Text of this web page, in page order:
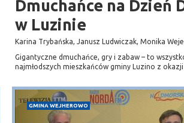
Dmuchańce na Dzień
w Luzinie
Karina Trybańska, Janusz Ludwiczak, Monika
Gigantyczne dmuchańce, gry i zabaw – to
najmłodszych mieszkańców gminy Luzino z
GMINA WEJHEROWO